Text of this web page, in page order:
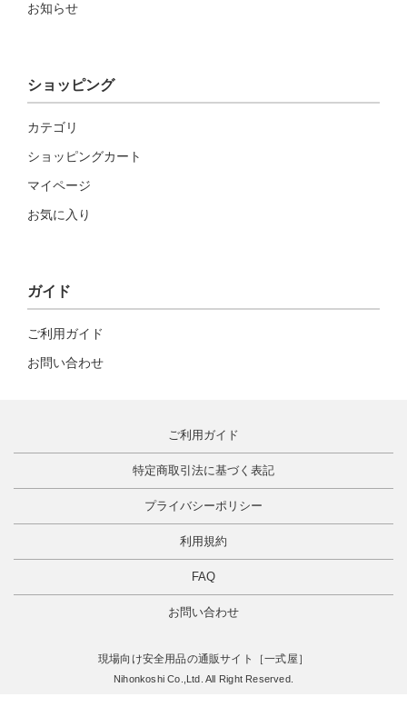
お知らせ
ショッピング
カテゴリ
ショッピングカート
マイページ
お気に入り
ガイド
ご利用ガイド
お問い合わせ
ご利用ガイド
特定商取引法に基づく表記
プライバシーポリシー
利用規約
FAQ
お問い合わせ
現場向け安全用品の通販サイト［一式屋］
Nihonkoshi Co.,Ltd. All Right Reserved.